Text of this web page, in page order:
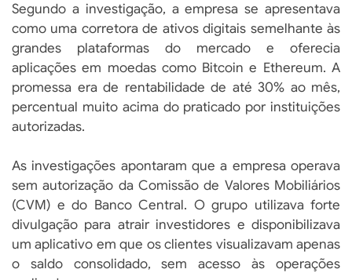
Segundo a investigação, a empresa se apresentava
como uma corretora de ativos digitais semelhante às
grandes plataformas do mercado e oferecia
aplicações em moedas como Bitcoin e Ethereum. A
promessa era de rentabilidade de até 30% ao mês,
percentual muito acima do praticado por instituições
autorizadas.
As investigações apontaram que a empresa operava
sem autorização da Comissão de Valores Mobiliários
(CVM) e do Banco Central. O grupo utilizava forte
divulgação para atrair investidores e disponibilizava
um aplicativo em que os clientes visualizavam apenas
o saldo consolidado, sem acesso às operações